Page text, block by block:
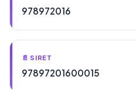
978972016
📄 SIRET
97897201600015